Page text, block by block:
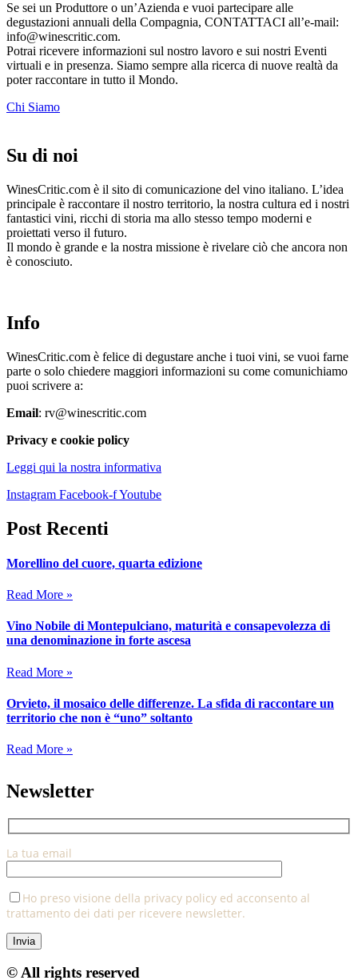
Se sei un Produttore o un’Azienda e vuoi partecipare alle
degustazioni annuali della Compagnia, CONTATTACI all’e-mail:
info@winescritic.com.
Potrai ricevere informazioni sul nostro lavoro e sui nostri Eventi
virtuali e in presenza. Siamo sempre alla ricerca di nuove realtà da
poter raccontare in tutto il Mondo.
Chi Siamo
Su di noi
WinesCritic.com è il sito di comunicazione del vino italiano. L’idea
principale è raccontare il nostro territorio, la nostra cultura ed i nostri
fantastici vini, ricchi di storia ma allo stesso tempo moderni e
proiettati verso il futuro.
Il mondo è grande e la nostra missione è rivelare ciò che ancora non
è conosciuto.
Info
WinesCritic.com è felice di degustare anche i tuoi vini, se vuoi farne
parte o solo chiedere maggiori informazioni su come comunichiamo
puoi scrivere a:
Email: rv@winescritic.com
Privacy e cookie policy
Leggi qui la nostra informativa
Instagram Facebook-fYoutube
Post Recenti
Morellino del cuore, quarta edizione
Read More »
Vino Nobile di Montepulciano, maturità e consapevolezza di
una denominazione in forte ascesa
Read More »
Orvieto, il mosaico delle differenze. La sfida di raccontare un
territorio che non è “uno” soltanto
Read More »
Newsletter
La tua email
Ho preso visione della privacy policy ed acconsento al
trattamento dei dati per ricevere newsletter.
© All rights reserved